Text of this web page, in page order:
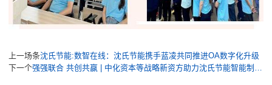
上一场条沈氏节能:数智在线：沈氏节能携手蓝凌共同推进OA数字化升级
下一个